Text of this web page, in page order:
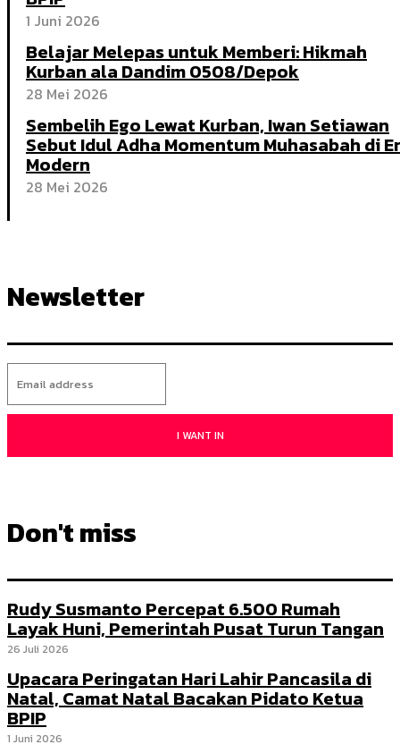
1 Juni 2026
Belajar Melepas untuk Memberi: Hikmah
Kurban ala Dandim 0508/Depok
28 Mei 2026
Sembelih Ego Lewat Kurban, Iwan Setiawan
Sebut Idul Adha Momentum Muhasabah di
Modern
28 Mei 2026
Newsletter
I WANT IN
Don't miss
Rudy Susmanto Percepat 6.500 Rumah
Layak Huni, Pemerintah Pusat Turun Tangan
26 Juli 2026
Upacara Peringatan Hari Lahir Pancasila di
Natal, Camat Natal Bacakan Pidato Ketua
BPIP
1 Juni 2026